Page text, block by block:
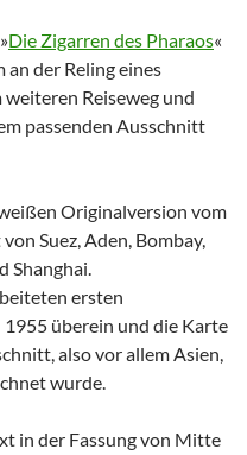
Die Zigarren des Pharaos«
an der Reling eines
Reiseweg und
passenden Ausschnitt
Originalversion vom
Suez, Aden, Bombay,
Shanghai.
ersten
überein und die Karte
also vor allem Asien,
wurde.
in der Fassung von Mitte